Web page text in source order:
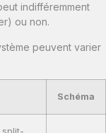
indifféremment
ou non.
peuvent varier
Schéma